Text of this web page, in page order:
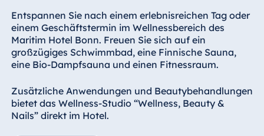
Entspannen Sie nach einem erlebnisreichen Tag oder
einem Geschäftstermin im Wellnessbereich des
Maritim Hotel Bonn. Freuen Sie sich auf ein
großzügiges Schwimmbad, eine Finnische Sauna,
eine Bio-Dampfsauna und einen Fitnessraum.
Zusätzliche Anwendungen und Beautybehandlungen
bietet das Wellness-Studio “Wellness, Beauty &
Nails” direkt im Hotel.